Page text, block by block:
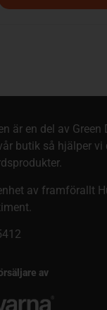
är en del av Green
butik så hjälper
av framförallt
av